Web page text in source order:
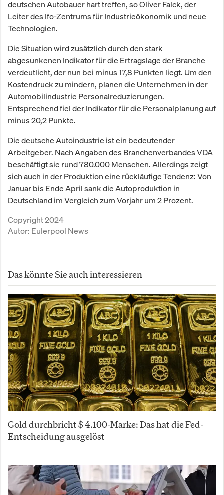
deutschen Autobauer hart treffen, so Oliver Falck, der
Leiter des Ifo-Zentrums für Industrieökonomik und neue
Technologien.
Die Situation wird zusätzlich durch den stark
abgesunkenen Indikator für die Ertragslage der Branche
verdeutlicht, der nun bei minus 17,8 Punkten liegt. Um den
Kostendruck zu mindern, planen die Unternehmen in der
Automobilindustrie Personalreduzierungen.
Entsprechend fiel der Indikator für die Personalplanung auf
minus 20,2 Punkte.
Die deutsche Autoindustrie ist ein bedeutender
Arbeitgeber. Nach Angaben des Branchenverbandes VDA
beschäftigt sie rund 780.000 Menschen. Allerdings zeigt
sich auch in der Produktion eine rückläufige Tendenz: Von
Januar bis Ende April sank die Autoproduktion in
Deutschland im Vergleich zum Vorjahr um 2 Prozent.
Copyright 2024
Autor: Eulerpool News
Das könnte Sie auch interessieren
Gold durchbricht $ 4.100-Marke: Das hat die Fed-
Entscheidung ausgelöst